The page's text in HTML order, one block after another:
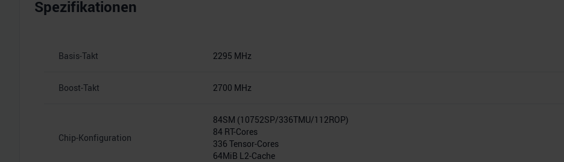
Spezifikationen
Basis-Takt 2295 MHz
Boost-Takt 2700 MHz
Chip-Konfiguration
84SM (10752SP/336TMU/112ROP)
84 RT-Cores
336 Tensor-Cores
64MiB L2-Cache